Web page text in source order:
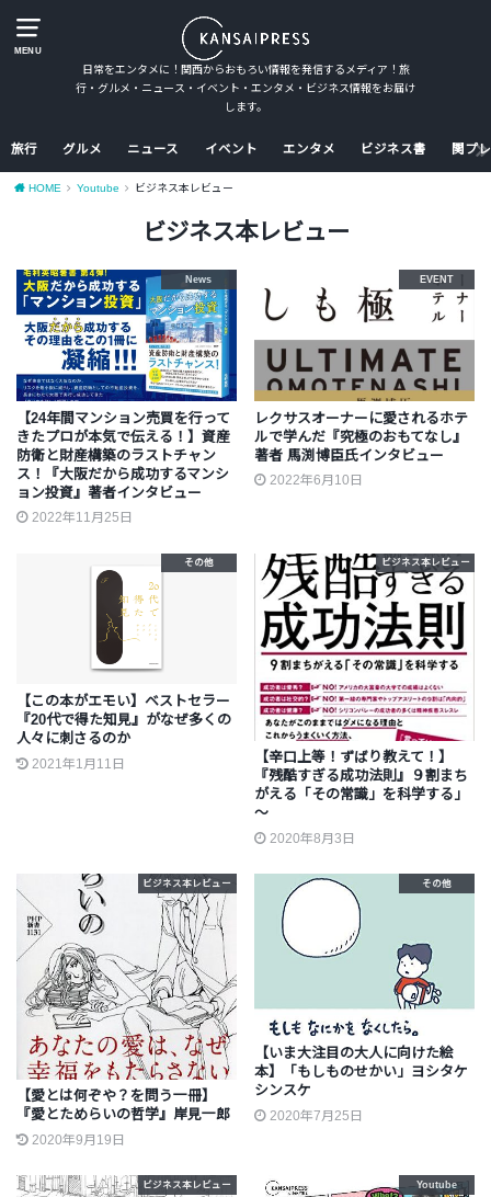
MENU
日常をエンタメに！関西からおもろい情報を発信するメディア！旅
行・グルメ・ニュース・イベント・エンタメ・ビジネス情報をお届け
します。
旅行 グルメ ニュース イベント エンタメ ビジネス書 関プ
HOME Youtube ビジネス本レビュー
ビジネス本レビュー
News
【24年間マンション売買を行って
きたプロが本気で伝える！】資産
防衛と財産構築のラストチャン
ス！『大阪だから成功するマンシ
ョン投資』著者インタビュー
2022年11月25日
EVENT
レクサスオーナーに愛されるホテ
ルで学んだ『究極のおもてなし』
著者 馬渕博臣氏インタビュー
2022年6月10日
その他
【この本がエモい】ベストセラー
『20代で得た知見』がなぜ多くの
人々に刺さるのか
2021年1月11日
ビジネス本レビュー
【辛口上等！ずばり教えて！】
『残酷すぎる成功法則』９割まち
がえる「その常識」を科学する」
～
2020年8月3日
ビジネス本レビュー
【愛とは何ぞや？を問う一冊】
『愛とためらいの哲学』岸見一郎
2020年9月19日
その他
【いま大注目の大人に向けた絵
本】「もしものせかい」ヨシタケ
シンスケ
2020年7月25日
ビジネス本レビュー Youtube